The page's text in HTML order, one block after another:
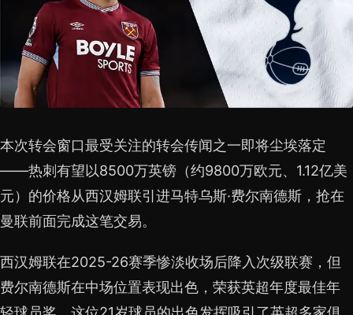
本次转会窗口最受关注的转会传闻之一即将尘埃落定
——热刺有望以8500万英镑（约9800万欧元、1.12亿美
元）的价格从西汉姆联引进马特乌斯·费尔南德斯，抢在
曼联前面完成这笔交易。
西汉姆联在2025-26赛季惨淡收场后降入次级联赛，但
费尔南德斯在中场位置表现出色，荣获英超年度最佳年